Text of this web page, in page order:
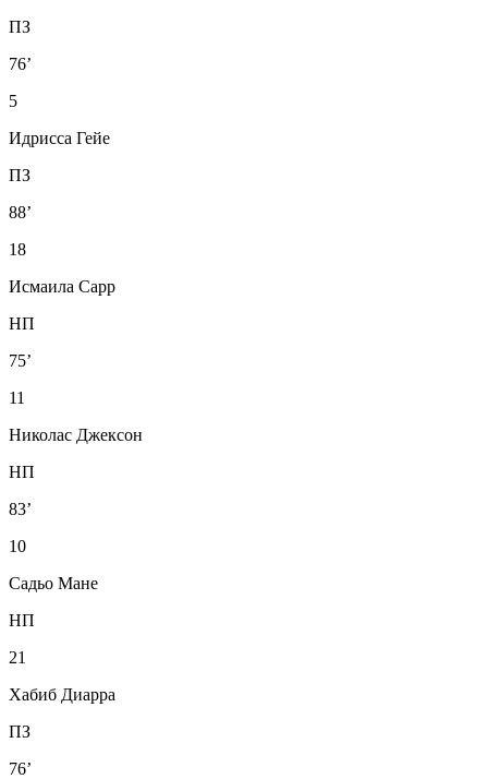
ПЗ
76’
5
Идрисса Гейе
ПЗ
88’
18
Исмаила Сарр
НП
75’
11
Николас Джексон
НП
83’
10
Садьо Мане
НП
21
Хабиб Диарра
ПЗ
76’